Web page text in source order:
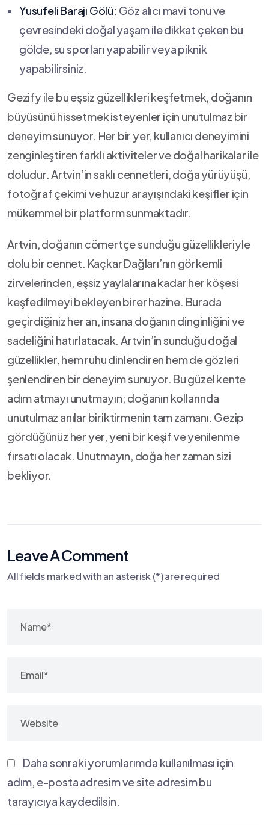
Yusufeli Barajı‌ Gölü: Göz alıcı mavi tonu ve
çevresindeki doğal yaşam ile dikkat çeken bu
gölde, su sporları yapabilir veya ⁢piknik
yapabilirsiniz.
Gezify ile‍ bu ⁤eşsiz güzellikleri keşfetmek, ⁤doğanın
büyüsünü hissetmek isteyenler için ⁢unutulmaz⁤ bir
deneyim sunuyor. ‌Her bir yer, kullanıcı‍ deneyimini
zenginleştiren farklı aktiviteler ve doğal harikalar ile
‌doludur. ⁤Artvin’in saklı cennetleri, doğa ⁢yürüyüşü,
fotoğraf çekimi ‌ve huzur arayışındaki keşifler için
mükemmel bir​ platform⁢ sunmaktadır.
Artvin, doğanın cömertçe sunduğu güzellikleriyle
dolu bir ‌cennet. Kaçkar Dağları’nın⁢ görkemli⁣
zirvelerinden, eşsiz yaylalarına kadar her köşesi
keşfedilmeyi bekleyen⁤ birer hazine. ‌Burada⁣
geçirdiğiniz ⁣her an, ⁢insana doğanın dinginliğini ve
sadeliğini hatırlatacak. Artvin’in ​sunduğu⁢ doğal
⁣güzellikler, hem ruhu dinlendiren hem de gözleri
şenlendiren bir ⁢deneyim sunuyor.⁣ Bu güzel kente
adım atmayı unutmayın; ⁤doğanın kollarında
unutulmaz anılar biriktirmenin tam zamanı.⁣ Gezip
⁤gördüğünüz her yer, yeni bir keşif ve yenilenme
fırsatı olacak. Unutmayın, doğa her zaman‌ sizi
bekliyor.
Leave A Comment
All fields marked with an asterisk (*) are required
Daha sonraki yorumlarımda kullanılması için
adım, e-posta adresim ve site adresim bu
tarayıcıya kaydedilsin.